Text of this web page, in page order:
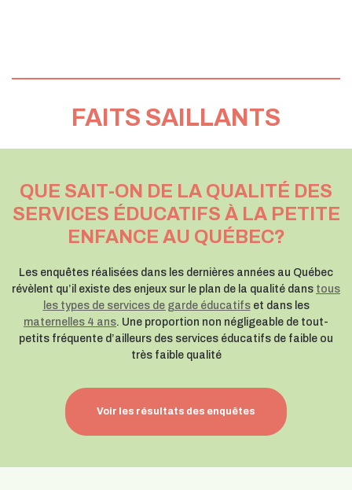
FAITS SAILLANTS
QUE SAIT-ON DE LA QUALITÉ DES
SERVICES ÉDUCATIFS À LA PETITE
ENFANCE AU QUÉBEC?
Les enquêtes réalisées dans les dernières années au Québec
révèlent qu’il existe des enjeux sur le plan de la qualité dans tous
les types de services de garde éducatifset dans les
maternelles 4 ans. Une proportion non négligeable de tout-
petits fréquente d’ailleurs des services éducatifs de faible ou
très faible qualité
Voir les résultats des enquêtes